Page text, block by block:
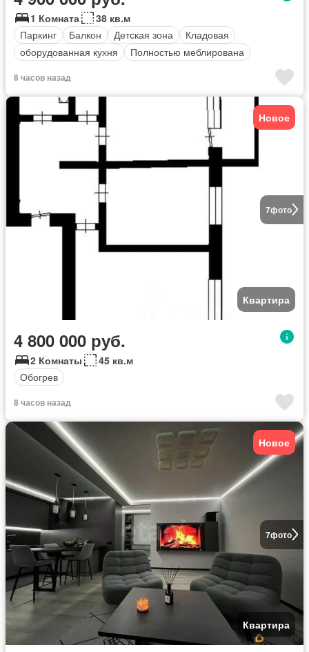
1 Комната
38 кв.м
Паркинг
Балкон Детская зона
Кладовая
оборудованная кухня
Полностью меблирована
8 часов назад
7фото
Новое
Квартира
4 800 000 руб.
2 Комнаты
45 кв.м
Обогрев
8 часов назад
7фото
Новое
Квартира